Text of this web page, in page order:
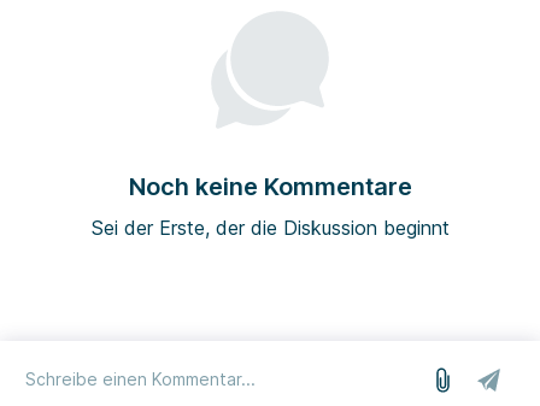
Noch keine Kommentare
Sei der Erste, der die Diskussion beginnt